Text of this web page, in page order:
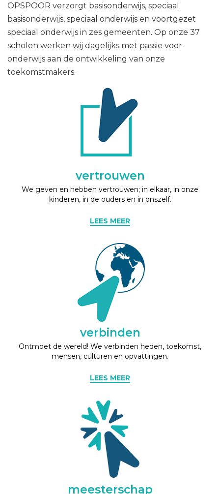
OPSPOOR verzorgt basisonderwijs, speciaal
basisonderwijs, speciaal onderwijs en voortgezet
speciaal onderwijs in zes gemeenten. Op onze 37
scholen werken wij dagelijks met passie voor
onderwijs aan de ontwikkeling van onze
toekomstmakers.
vertrouwen
We geven en hebben vertrouwen; in elkaar, in onze
kinderen, in de ouders en in onszelf.
LEES MEER
verbinden
Ontmoet de wereld! We verbinden heden, toekomst,
mensen, culturen en opvattingen.
LEES MEER
meesterschap